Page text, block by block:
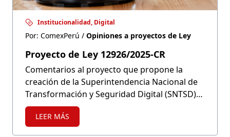
Institucionalidad, Digital
Por: ComexPerú / Opiniones a proyectos de Ley
Proyecto de Ley 12926/2025-CR
Comentarios al proyecto que propone la
creación de la Superintendencia Nacional de
Transformación y Seguridad Digital (SNTSD)
como organismo técnico especializado y
autónomo adscrito a la Presidencia del
Consejo de Ministros (PCM)
LEER MÁS